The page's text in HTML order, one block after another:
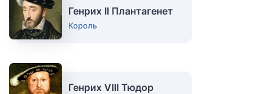
Генрих II Плантагенет
Король
Генрих VIII Тюдор